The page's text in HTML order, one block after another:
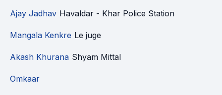
Ajay Jadhav Havaldar - Khar Police Station
Mangala Kenkre Le juge
Akash Khurana Shyam Mittal
Omkaar